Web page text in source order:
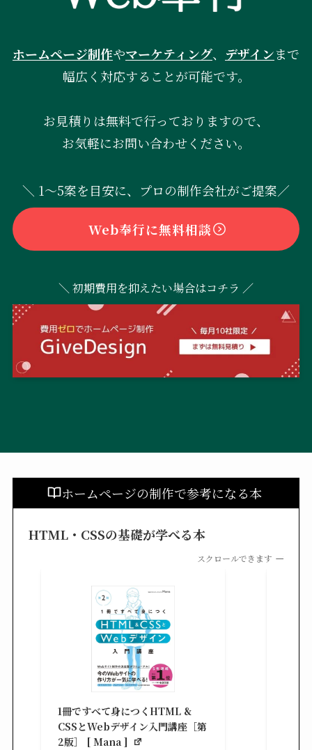
ホームページ制作やマーケティング、 デザインまで
幅広く対応することが可能です。
お見積りは無料で行っておりますので、
お気軽にお問い合わせください。
＼ 1〜5案を目安に、プロの制作会社がご提案／
Web奉行に無料相談
＼ 初期費用を抑えたい場合はコチラ ／
ホームページの制作で参考になる本
HTML・CSSの基礎が学べる本
スクロールできます
1冊ですべて身につくHTML &
CSSとWebデザイン入門講座［第
2版］ [ Mana ]